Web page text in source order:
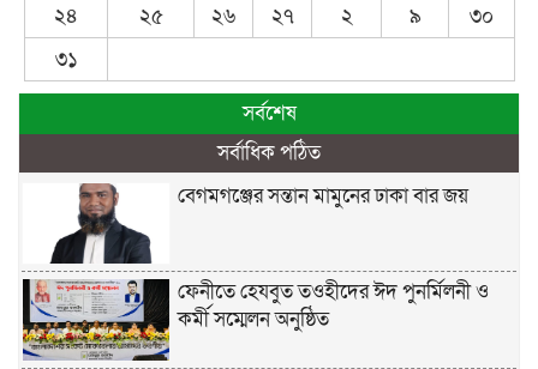
২৪
২৫ ২৬ ২৭ ২ ৯
৩০
৩১
সর্বশেষ
সর্বাধিক পঠিত
বেগমগঞ্জের সন্তান মামুনের ঢাকা বার জয়
ফেনীতে হেযবুত তওহীদের ঈদ পুনর্মিলনী ও
কর্মী সম্মেলন অনুষ্ঠিত